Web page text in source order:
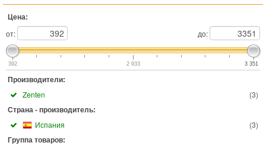
Цена:
от: до:
392 2 933 3 351
Производители:
(3)
Zenten
Страна - производитель:
(3)
Испания
Группа товаров: